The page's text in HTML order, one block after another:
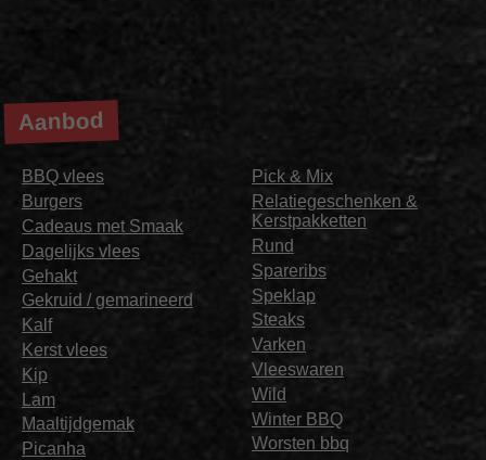
Aanbod
BBQ vlees
Burgers
Cadeaus met Smaak
Dagelijks vlees
Gehakt
Gekruid / gemarineerd
Kalf
Kerst vlees
Kip
Lam
Maaltijdgemak
Picanha
Pick & Mix
Relatiegeschenken &
Kerstpakketten
Rund
Spareribs
Speklap
Steaks
Varken
Vleeswaren
Wild
Winter BBQ
Worsten bbq